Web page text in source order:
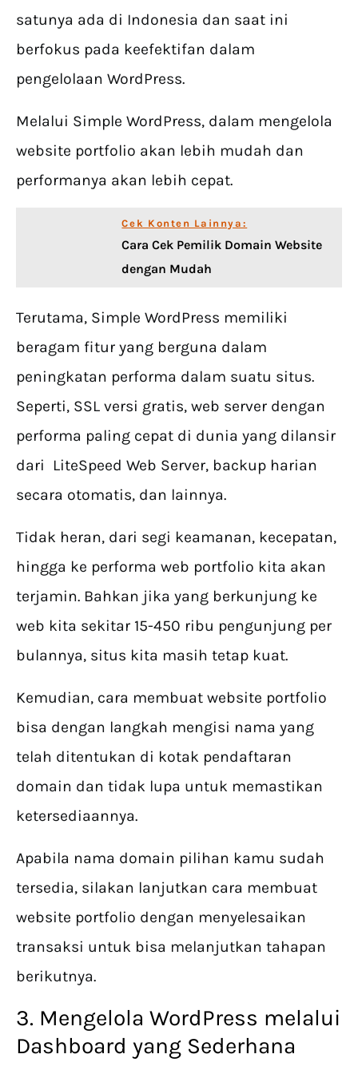
satunya ada di Indonesia dan saat ini
berfokus pada keefektifan dalam
pengelolaan WordPress.
Melalui Simple WordPress, dalam mengelola
website portfolio akan lebih mudah dan
performanya akan lebih cepat.
Cek Konten Lainnya:
Cara Cek Pemilik Domain Website
dengan Mudah
Terutama, Simple WordPress memiliki
beragam fitur yang berguna dalam
peningkatan performa dalam suatu situs.
Seperti, SSL versi gratis, web server dengan
performa paling cepat di dunia yang dilansir
dari LiteSpeed Web Server, backup harian
secara otomatis, dan lainnya.
Tidak heran, dari segi keamanan, kecepatan,
hingga ke performa web portfolio kita akan
terjamin. Bahkan jika yang berkunjung ke
web kita sekitar 15-450 ribu pengunjung per
bulannya, situs kita masih tetap kuat.
Kemudian, cara membuat website portfolio
bisa dengan langkah mengisi nama yang
telah ditentukan di kotak pendaftaran
domain dan tidak lupa untuk memastikan
ketersediaannya.
Apabila nama domain pilihan kamu sudah
tersedia, silakan lanjutkan cara membuat
website portfolio dengan menyelesaikan
transaksi untuk bisa melanjutkan tahapan
berikutnya.
3. Mengelola WordPress melalui
Dashboard yang Sederhana